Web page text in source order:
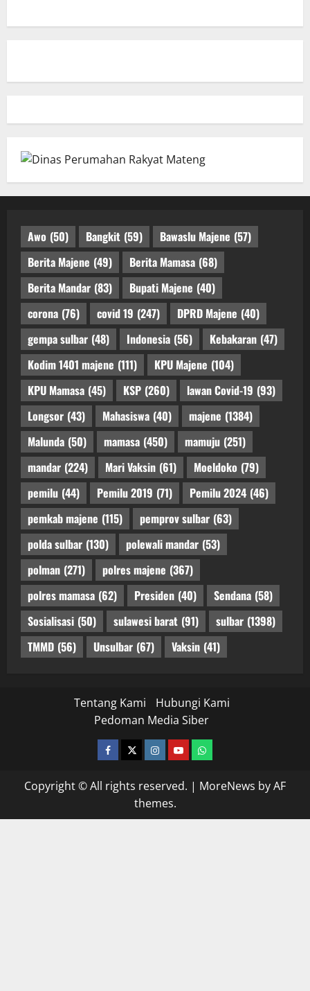
Awo (50) Bangkit (59) Bawaslu Majene (57)
Berita Majene (49) Berita Mamasa (68)
Berita Mandar (83) Bupati Majene (40)
corona (76) covid 19 (247) DPRD Majene (40)
gempa sulbar (48) Indonesia (56) Kebakaran (47)
Kodim 1401 majene (111) KPU Majene (104)
KPU Mamasa (45) KSP (260) lawan Covid-19 (93)
Longsor (43) Mahasiswa (40) majene (1384)
Malunda (50) mamasa (450) mamuju (251)
mandar (224) Mari Vaksin (61) Moeldoko (79)
pemilu (44) Pemilu 2019 (71) Pemilu 2024 (46)
pemkab majene (115) pemprov sulbar (63)
polda sulbar (130) polewali mandar (53)
polman (271) polres majene (367)
polres mamasa (62) Presiden (40) Sendana (58)
Sosialisasi (50) sulawesi barat (91) sulbar (1398)
TMMD (56) Unsulbar (67) Vaksin (41)
Tentang Kami
Hubungi Kami
Pedoman Media Siber
facebooktwitterinstagram.com
youtubewhatsapp
Copyright © All rights reserved. | MoreNews by AF
themes.